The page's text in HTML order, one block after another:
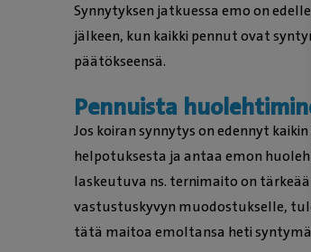
Synnytyksen jatkuessa emo on
jälkeen, kun kaikki pennut ovat
päätökseensä.
Pennuista
Jos koiran synnytys on edennyt
helpotuksesta ja antaa emon
laskeutuva ns. ternimaito on
vastustuskyvyn muodostukselle,
tätä maitoa emoltansa heti